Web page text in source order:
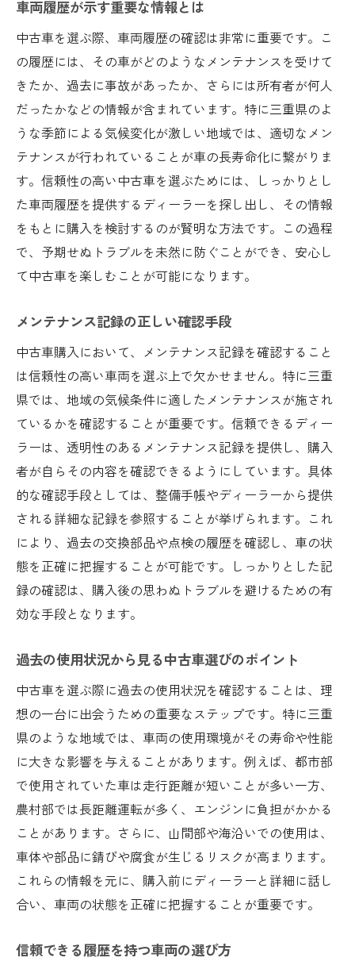
車両履歴が示す重要な情報とは
中古車を選ぶ際、車両履歴の確認は非常に重要です。こ
の履歴には、その車がどのようなメンテナンスを受けて
きたか、過去に事故があったか、さらには所有者が何人
だったかなどの情報が含まれています。特に三重県のよ
うな季節による気候変化が激しい地域では、適切なメン
テナンスが行われていることが車の長寿命化に繋がりま
す。信頼性の高い中古車を選ぶためには、しっかりとし
た車両履歴を提供するディーラーを探し出し、その情報
をもとに購入を検討するのが賢明な方法です。この過程
で、予期せぬトラブルを未然に防ぐことができ、安心し
て中古車を楽しむことが可能になります。
メンテナンス記録の正しい確認手段
中古車購入において、メンテナンス記録を確認すること
は信頼性の高い車両を選ぶ上で欠かせません。特に三重
県では、地域の気候条件に適したメンテナンスが施され
ているかを確認することが重要です。信頼できるディー
ラーは、透明性のあるメンテナンス記録を提供し、購入
者が自らその内容を確認できるようにしています。具体
的な確認手段としては、整備手帳やディーラーから提供
される詳細な記録を参照することが挙げられます。これ
により、過去の交換部品や点検の履歴を確認し、車の状
態を正確に把握することが可能です。しっかりとした記
録の確認は、購入後の思わぬトラブルを避けるための有
効な手段となります。
過去の使用状況から見る中古車選びのポイント
中古車を選ぶ際に過去の使用状況を確認することは、理
想の一台に出会うための重要なステップです。特に三重
県のような地域では、車両の使用環境がその寿命や性能
に大きな影響を与えることがあります。例えば、都市部
で使用されていた車は走行距離が短いことが多い一方、
農村部では長距離運転が多く、エンジンに負担がかかる
ことがあります。さらに、山間部や海沿いでの使用は、
車体や部品に錆びや腐食が生じるリスクが高まります。
これらの情報を元に、購入前にディーラーと詳細に話し
合い、車両の状態を正確に把握することが重要です。
信頼できる履歴を持つ車両の選び方